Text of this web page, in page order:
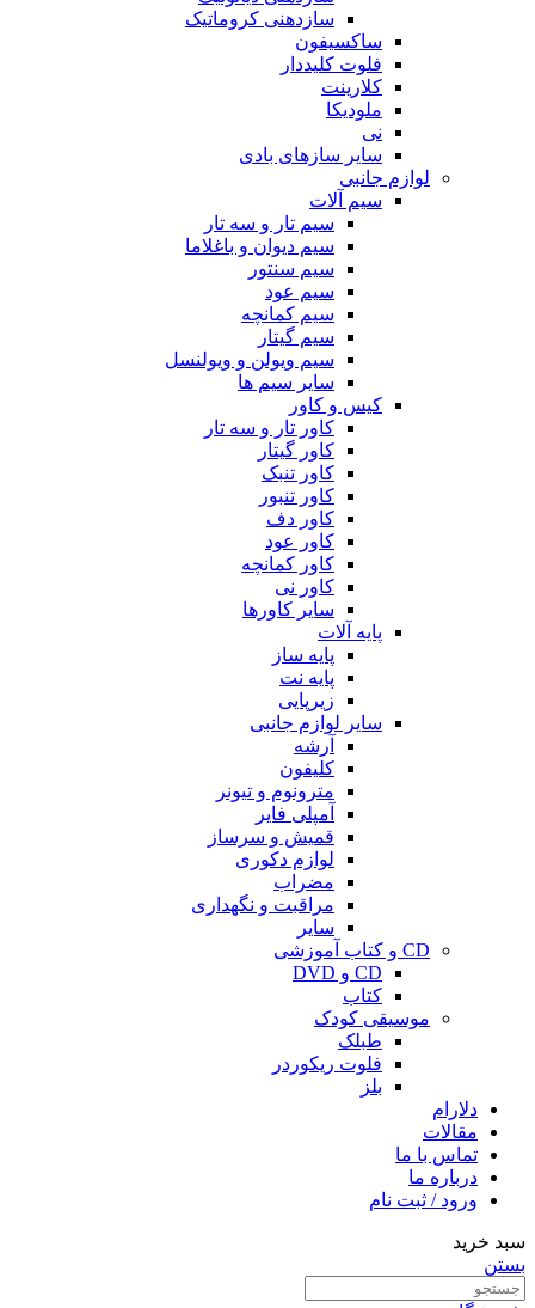
سازدهنی کروماتیک
ساکسیفون
فلوت کلیددار
کلارینت
ملودیکا
نی
سایر سازهای بادی
لوازم جانبی
سیم آلات
سیم تار و سه تار
سیم دیوان و باغلاما
سیم سنتور
سیم عود
سیم کمانچه
سیم گیتار
سیم ویولن و ویولنسل
سایر سیم ها
کیس و کاور
کاور تار و سه تار
کاور گیتار
کاور تنبک
کاور تنبور
کاور دف
کاور عود
کاور کمانچه
کاور نی
سایر کاورها
پایه آلات
پایه ساز
پایه نت
زیرپایی
سایر لوازم جانبی
آرشه
کلیفون
مترونوم و تیونر
آمپلی فایر
قمیش و سرساز
لوازم دکوری
مضراب
مراقبت و نگهداری
سایر
CD و کتاب آموزشی
CD و DVD
کتاب
موسیقی کودک
طبلک
فلوت ریکوردر
بلز
دلارام
مقالات
تماس با ما
درباره ما
ورود / ثبت نام
سبد خرید
بستن